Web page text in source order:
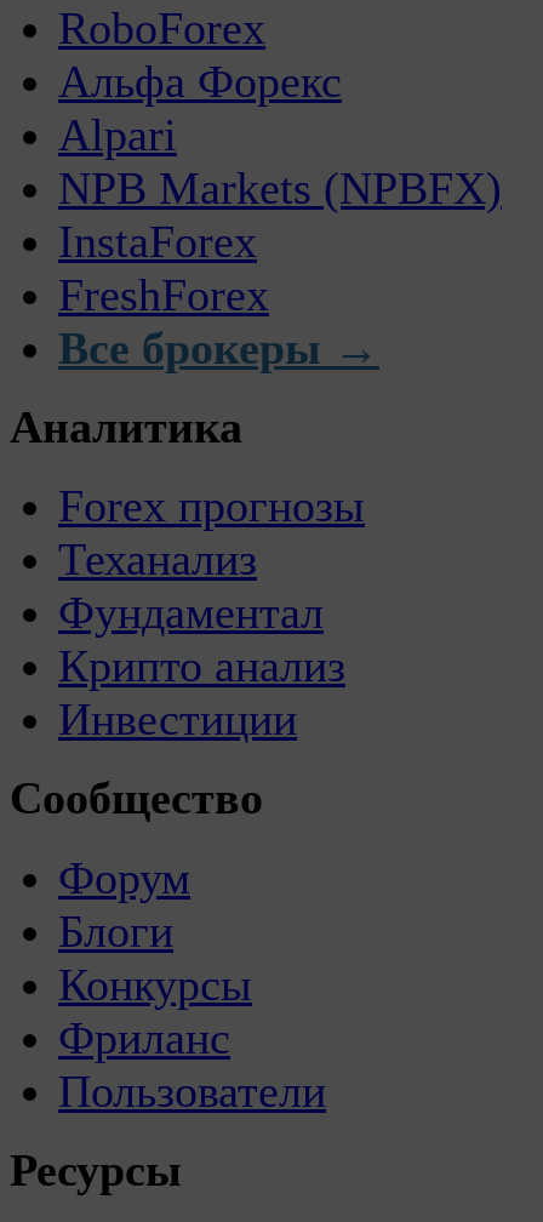
RoboForex
Альфа Форекс
Alpari
NPB Markets (NPBFX)
InstaForex
FreshForex
Все брокеры →
Аналитика
Forex прогнозы
Теханализ
Фундаментал
Крипто анализ
Инвестиции
Сообщество
Форум
Блоги
Конкурсы
Фриланс
Пользователи
Ресурсы